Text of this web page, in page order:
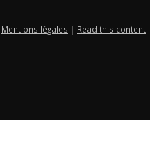
Mentions légales | Read this content